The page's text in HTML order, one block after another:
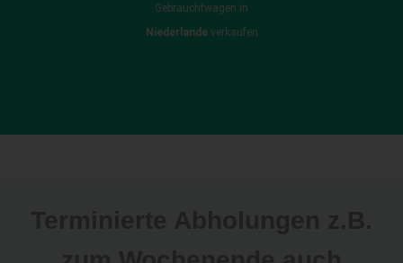
Gebrauchtwagen in
Niederlandeverkaufen